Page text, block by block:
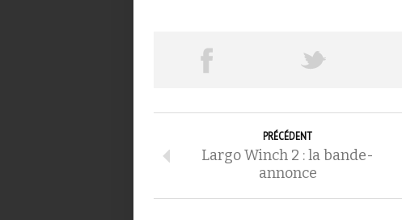
PRÉCÉDENT
Largo Winch 2 : la bande-
annonce